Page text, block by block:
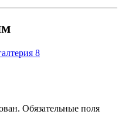
8
Обязательные поля